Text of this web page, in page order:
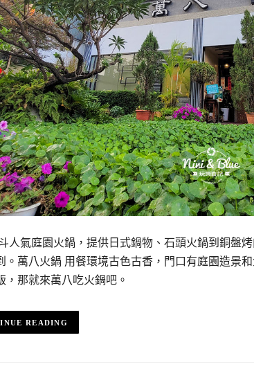
人氣庭園火鍋，提供日式鍋物、石頭火鍋到銅盤
。萬八火鍋 用餐環境古色古香，門口有庭園造景
，那就來萬八吃火鍋吧。
READING